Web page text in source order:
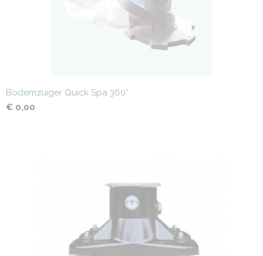
Bodemzuiger Quick Spa 360°
€ 0,00